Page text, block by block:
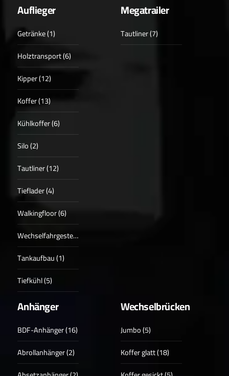
Auflieger
Getränke (1)
Holztransport (6)
Kipper (12)
Koffer (13)
Kühlkoffer (6)
Silo (2)
Tautliner (12)
Tieflader (4)
Walkingfloor (6)
Wechselfahrgestell (2)
Tankaufbau (1)
Tiefkühl (5)
Megatrailer
Tautliner (7)
Anhänger
BDF-Anhänger (16)
Abrollanhänger (2)
Wechselbrücken
Jumbo (5)
Koffer glatt (18)